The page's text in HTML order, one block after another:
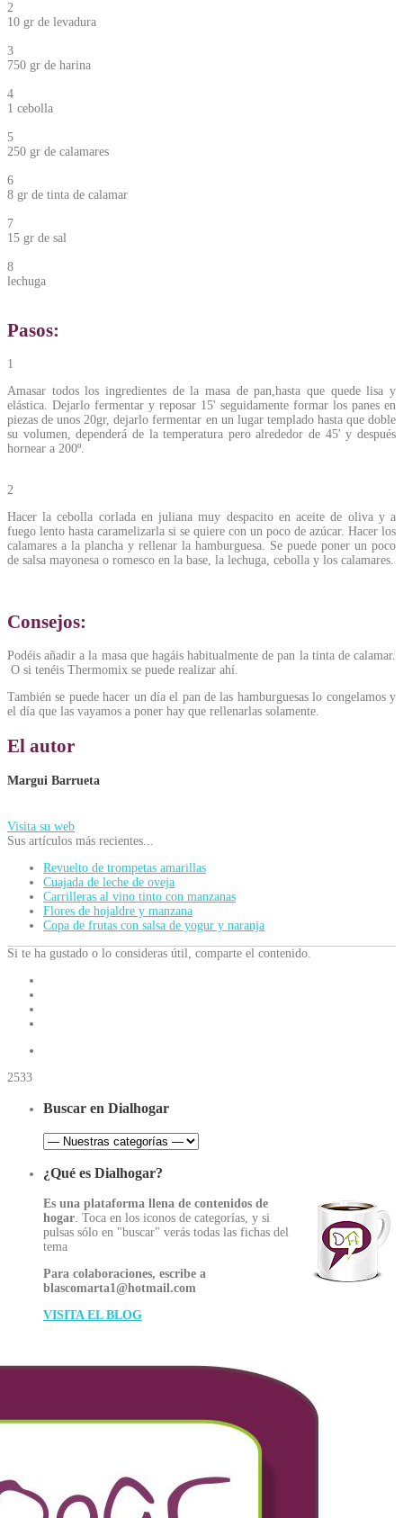
2
10 gr de levadura
3
750 gr de harina
4
1 cebolla
5
250 gr de calamares
6
8 gr de tinta de calamar
7
15 gr de sal
8
lechuga
Pasos:
1
Amasar todos los ingredientes de la masa de pan,hasta que quede lisa y
elástica. Dejarlo fermentar y reposar 15' seguidamente formar los panes en
piezas de unos 20gr, dejarlo fermentar en un lugar templado hasta que doble
su volumen, dependerá de la temperatura pero alrededor de 45' y después
hornear a 200º.
2
Hacer la cebolla corlada en juliana muy despacito en aceite de oliva y a
fuego lento hasta caramelizarla si se quiere con un poco de azúcar. Hacer los
calamares a la plancha y rellenar la hamburguesa. Se puede poner un poco
de salsa mayonesa o romesco en la base, la lechuga, cebolla y los calamares.
Consejos:
Podéis añadir a la masa que hagáis habitualmente de pan la tinta de calamar.
O si tenéis Thermomix se puede realizar ahí.
También se puede hacer un día el pan de las hamburguesas lo congelamos y
el día que las vayamos a poner hay que rellenarlas solamente.
El autor
Margui Barrueta
Visita su web
Sus artículos más recientes...
Revuelto de trompetas amarillas
Cuajada de leche de oveja
Carrilleras al vino tinto con manzanas
Flores de hojaldre y manzana
Copa de frutas con salsa de yogur y naranja
Si te ha gustado o lo consideras útil, comparte el contenido.
2533
Buscar en Dialhogar
¿Qué es Dialhogar?
Es una plataforma llena de contenidos de
hogar. Toca en los iconos de categorías, y si
pulsas sólo en "buscar" verás todas las fichas del
tema
Para colaboraciones, escribe a
blascomarta1@hotmail.com
VISITA EL BLOG